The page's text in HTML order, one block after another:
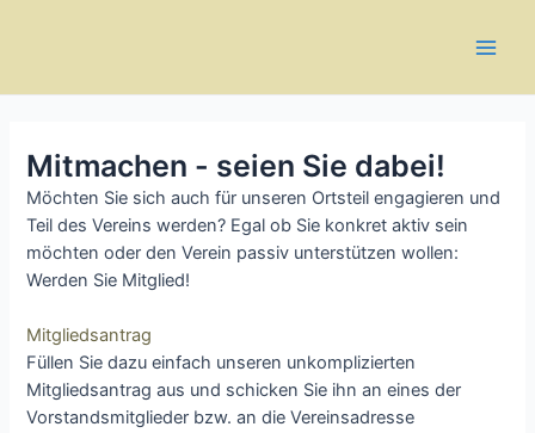
Mitmachen - seien Sie dabei!
Möchten Sie sich auch für unseren Ortsteil engagieren und
Teil des Vereins werden? Egal ob Sie konkret aktiv sein
möchten oder den Verein passiv unterstützen wollen:
Werden Sie Mitglied!
Mitgliedsantrag
Füllen Sie dazu einfach unseren unkomplizierten
Mitgliedsantrag aus und schicken Sie ihn an eines der
Vorstandsmitglieder bzw. an die Vereinsadresse